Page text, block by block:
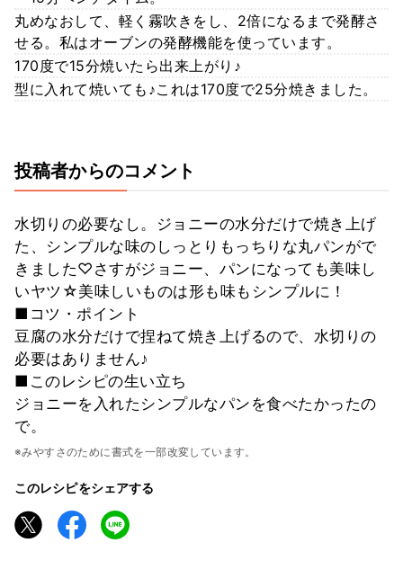
丸めなおして、軽く霧吹きをし、2倍になるまで発酵さ
せる。私はオーブンの発酵機能を使っています。
170度で15分焼いたら出来上がり♪
型に入れて焼いても♪これは170度で25分焼きました。
投稿者からのコメント
水切りの必要なし。ジョニーの水分だけで焼き上げ
た、シンプルな味のしっとりもっちりな丸パンがで
きました♡さすがジョニー、パンになっても美味し
いヤツ☆美味しいものは形も味もシンプルに！
■コツ・ポイント
豆腐の水分だけで捏ねて焼き上げるので、水切りの
必要はありません♪
■このレシピの生い立ち
ジョニーを入れたシンプルなパンを食べたかったの
で。
※みやすさのために書式を一部改変しています。
このレシピをシェアする